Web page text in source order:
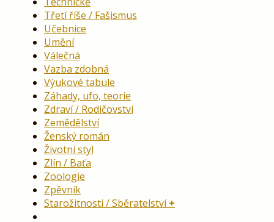
Třetí říše / Fašismus
Učebnice
Umění
Válečná
Vazba zdobná
Výukové tabule
Záhady, ufo, teorie
Zdraví / Rodičovství
Zemědělství
Ženský román
Životní styl
Zlín / Baťa
Zoologie
Zpěvník
Starožitnosti / Sběratelství